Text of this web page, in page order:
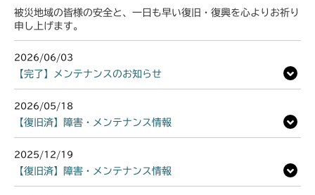
被災地域の皆様の安全と、一日も早い復旧・復興を心よりお祈り
申し上げます。
2026/06/03
【完了】メンテナンスのお知らせ
2026/05/18
【復旧済】障害・メンテナンス情報
2025/12/19
【復旧済】障害・メンテナンス情報